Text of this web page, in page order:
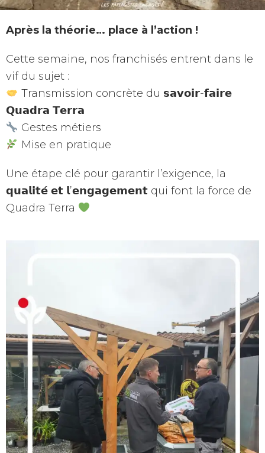
Après la théorie… place à l’action !
Cette semaine, nos franchisés entrent dans le
vif du sujet :
Transmission concrète du 𝘀𝗮𝘃𝗼𝗶𝗿-𝗳𝗮𝗶𝗿𝗲
𝗤𝘂𝗮𝗱𝗿𝗮 𝗧𝗲𝗿𝗿𝗮
Gestes métiers
Mise en pratique
Une étape clé pour garantir l’exigence, la
𝗾𝘂𝗮𝗹𝗶𝘁𝗲́ 𝗲𝘁 𝗹’𝗲𝗻𝗴𝗮𝗴𝗲𝗺𝗲𝗻𝘁 qui font la force de
Quadra Terra